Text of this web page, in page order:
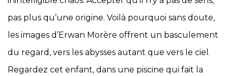
pas plus qu’une origine. Voilà pourquoi sans doute,
les images d’Erwan Morère offrent un basculement
du regard, vers les abysses autant que vers le ciel.
Regardez cet enfant, dans une piscine qui fait la